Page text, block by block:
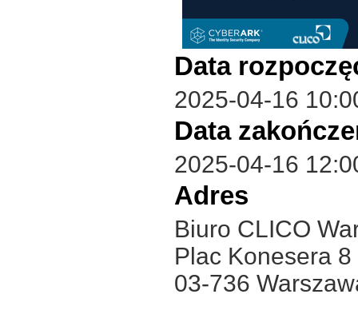
Data
2025-04-16
Data
2025-04-16
Adres
Biuro CLICO
Plac Konesera 8
03-736